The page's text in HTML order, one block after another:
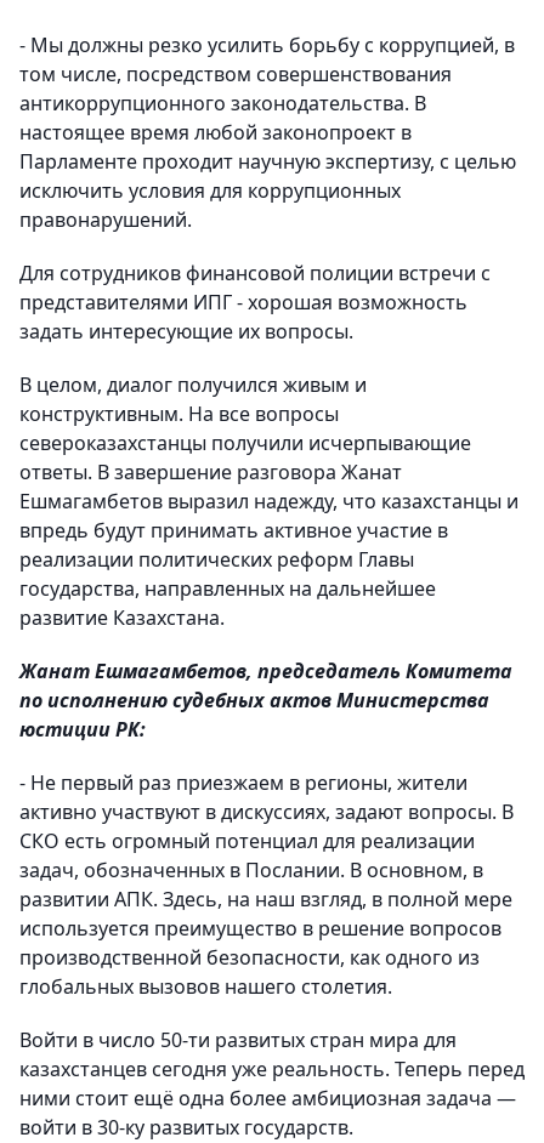
- Мы должны резко усилить борьбу с коррупцией, в
том числе, посредством совершенствования
антикоррупционного законодательства. В
настоящее время любой законопроект в
Парламенте проходит научную экспертизу, с целью
исключить условия для коррупционных
правонарушений.
Для сотрудников финансовой полиции встречи с
представителями ИПГ - хорошая возможность
задать интересующие их вопросы.
В целом, диалог получился живым и
конструктивным. На все вопросы
североказахстанцы получили исчерпывающие
ответы. В завершение разговора Жанат
Ешмагамбетов выразил надежду, что казахстанцы и
впредь будут принимать активное участие в
реализации политических реформ Главы
государства, направленных на дальнейшее
развитие Казахстана.
Жанат Ешмагамбетов, председатель Комитета
по исполнению судебных актов Министерства
юстиции РК:
- Не первый раз приезжаем в регионы, жители
активно участвуют в дискуссиях, задают вопросы. В
СКО есть огромный потенциал для реализации
задач, обозначенных в Послании. В основном, в
развитии АПК. Здесь, на наш взгляд, в полной мере
используется преимущество в решение вопросов
производственной безопасности, как одного из
глобальных вызовов нашего столетия.
Войти в число 50-ти развитых стран мира для
казахстанцев сегодня уже реальность. Теперь перед
ними стоит ещё одна более амбициозная задача —
войти в 30-ку развитых государств.